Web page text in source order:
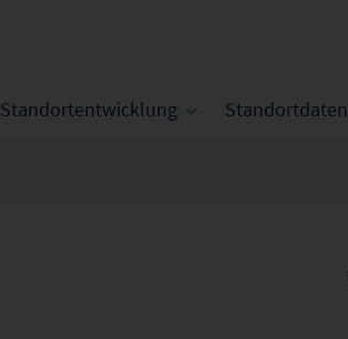
Standortentwicklung Standortdaten